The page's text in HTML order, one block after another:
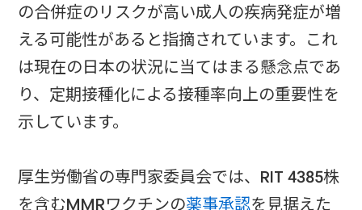
の合併症のリスクが高い成人の疾病発症が増
える可能性があると指摘されています。これ
は現在の日本の状況に当てはまる懸念点であ
り、定期接種化による接種率向上の重要性を
示しています。
厚生労働省の専門家委員会では、RIT 4385株
を含むMMRワクチンの薬事承認を見据えた